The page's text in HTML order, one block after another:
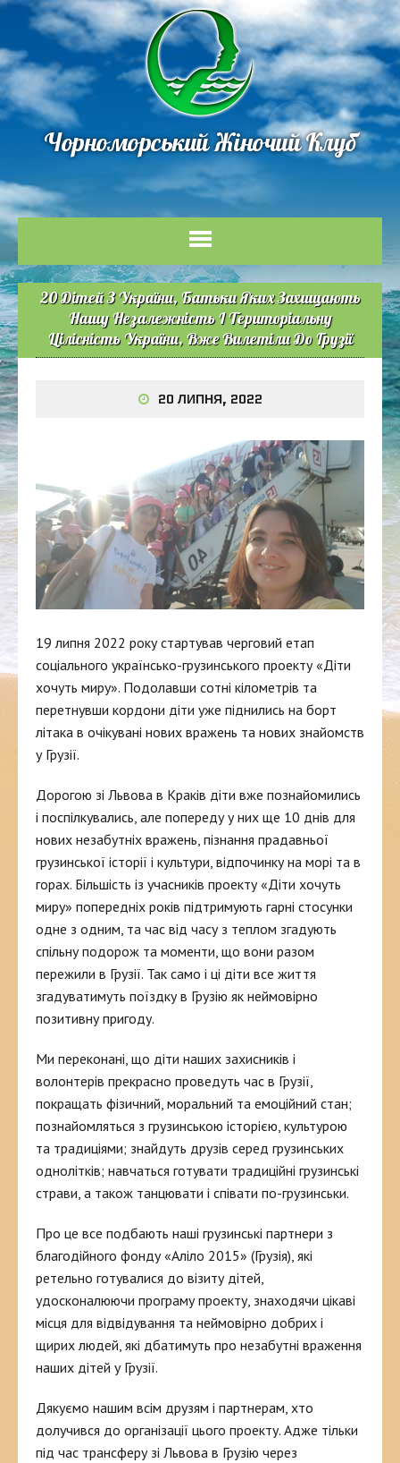
Чорноморський Жіночий Клуб
20 Дітей З України, Батьки Яких Захищають
Нашу Незалежність І Територіальну
Цілісність України, Вже Вилетіли До Грузії
20 ЛИПНЯ, 2022
19 липня 2022 року стартував черговий етап
соціального українсько-грузинського проекту «Діти
хочуть миру». Подолавши сотні кілометрів та
перетнувши кордони діти уже піднились на борт
літака в очікувані нових вражень та нових знайомств
у Грузії.
Дорогою зі Львова в Краків діти вже познайомились
і поспілкувались, але попереду у них ще 10 днів для
нових незабутніх вражень, пізнання прадавньої
грузинської історії і культури, відпочинку на морі та в
горах. Більшість із учасників проекту «Діти хочуть
миру» попередніх років підтримують гарні стосунки
одне з одним, та час від часу з теплом згадують
спільну подорож та моменти, що вони разом
пережили в Грузії. Так само і ці діти все життя
згадуватимуть поїздку в Грузію як неймовірно
позитивну пригоду.
Ми переконані, що діти наших захисників і
волонтерів прекрасно проведуть час в Грузії,
покращать фізичний, моральний та емоційний стан;
познайомляться з грузинською історією, культурою
та традиціями; знайдуть друзів серед грузинських
однолітків; навчаться готувати традиційні грузинські
страви, а також танцювати і співати по-грузинськи.
Про це все подбають наші грузинські партнери з
благодійного фонду «Аліло 2015» (Грузія), які
ретельно готувалися до візиту дітей,
удосконалюючи програму проекту, знаходячи цікаві
місця для відвідування та неймовірно добрих і
щирих людей, які дбатимуть про незабутні враження
наших дітей у Грузії.
Дякуємо нашим всім друзям і партнерам, хто
долучився до організації цього проекту. Адже тільки
під час трансферу зі Львова в Грузію через